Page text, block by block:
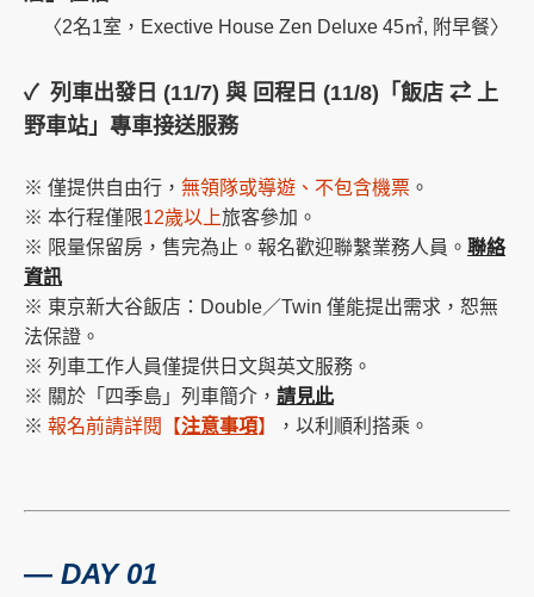
〈2名1室，Exective House Zen Deluxe 45㎡, 附早餐〉
✓ 列車出發日 (11/7) 與 回程日 (11/8)「飯店 ⇄ 上
野車站」專車接送服務
※ 僅提供自由行， 無領隊或導遊、不包含機票 。
※ 本行程僅限12歲以上旅客參加。
※ 限量保留房，售完為止。報名歡迎聯繫業務人員。 聯絡
資訊
※ 東京新大谷飯店：Double／Twin 僅能提出需求，恕無
法保證。
※ 列車工作人員僅提供日文與英文服務。
※ 關於「四季島」列車簡介， 請見此
※ 報名前請詳閱 【注意事項】 ，以利順利搭乘。
― DAY 01